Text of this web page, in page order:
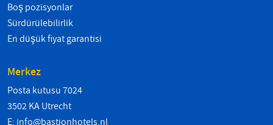
Boş pozisyonlar
Sürdürülebilirlik
En düşük fiyat garantisi
Merkez
Posta kutusu 7024
3502 KA Utrecht
E: info@bastionhotels.nl